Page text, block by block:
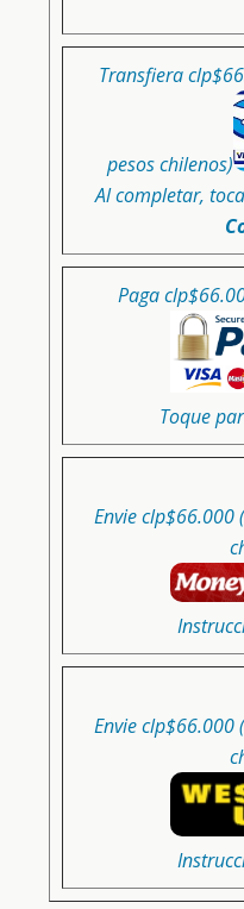
Transfiera
pesos chilenos)
Al completar,
Paga
Toque
Envie clp$66.000
Envie clp$66.000